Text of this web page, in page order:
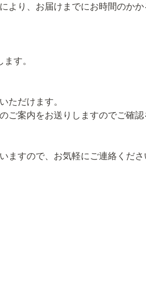
より、お届けまでにお時間のか
す。
ただけます。
ご案内をお送りしますのでご確認
ますので、お気軽にご連絡くださ